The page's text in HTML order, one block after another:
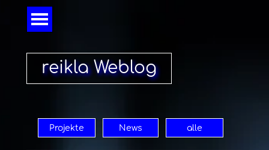
Direkt zum Seiteninhalt
reikla Weblog
Projekte News alle